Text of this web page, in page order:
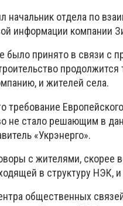
начальник отдела по
информации компании
было принято в связи с
продолжится
и жителей села.
требование
не стало решающим в
«Укрэнерго».
с жителями, скорее
в структуру НЭК,
общественных